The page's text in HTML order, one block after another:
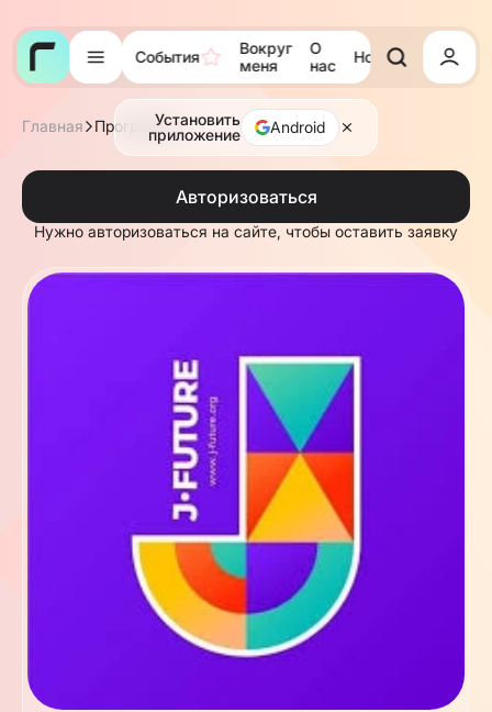
События
Вокруг
меня
О
нас
Новости Тора
Установить
приложение
Android
Главная Программы
Авторизоваться
Нужно авторизоваться на сайте, чтобы оставить заявку